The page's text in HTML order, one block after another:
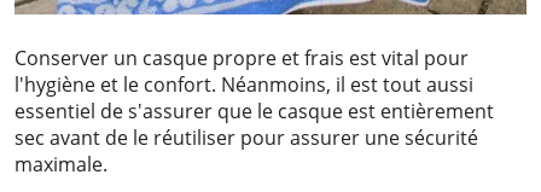
Conserver un casque propre et frais est vital pour
l'hygiène et le confort. Néanmoins, il est tout aussi
essentiel de s'assurer que le casque est entièrement
sec avant de le réutiliser pour assurer une sécurité
maximale.